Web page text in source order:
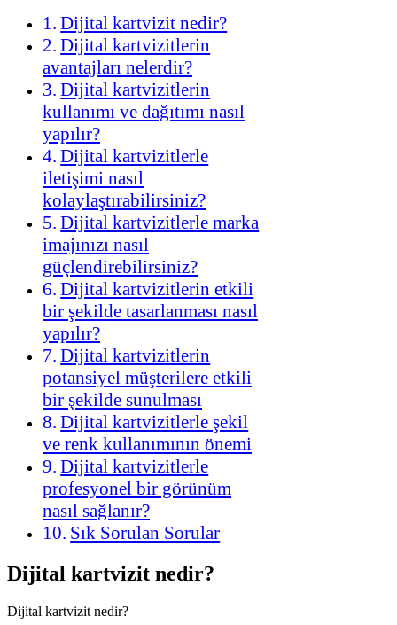
Dijital kartvizit nedir?
Dijital kartvizitlerin
avantajları nelerdir?
Dijital kartvizitlerin
kullanımı ve dağıtımı nasıl
yapılır?
Dijital kartvizitlerle
iletişimi nasıl
kolaylaştırabilirsiniz?
Dijital kartvizitlerle marka
imajınızı nasıl
güçlendirebilirsiniz?
Dijital kartvizitlerin etkili
bir şekilde tasarlanması nasıl
yapılır?
Dijital kartvizitlerin
potansiyel müşterilere etkili
bir şekilde sunulması
Dijital kartvizitlerle şekil
ve renk kullanımının önemi
Dijital kartvizitlerle
profesyonel bir görünüm
nasıl sağlanır?
Sık Sorulan Sorular
Dijital kartvizit nedir?
Dijital kartvizit nedir?